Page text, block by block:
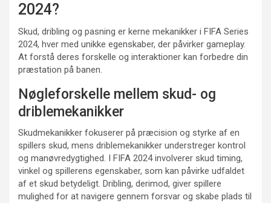
2024?
Skud, dribling og pasning er kerne mekanikker i FIFA Series
2024, hver med unikke egenskaber, der påvirker gameplay.
At forstå deres forskelle og interaktioner kan forbedre din
præstation på banen.
Nøgleforskelle mellem skud- og
driblemekanikker
Skudmekanikker fokuserer på præcision og styrke af en
spillers skud, mens driblemekanikker understreger kontrol
og manøvredygtighed. I FIFA 2024 involverer skud timing,
vinkel og spillerens egenskaber, som kan påvirke udfaldet
af et skud betydeligt. Dribling, derimod, giver spillere
mulighed for at navigere gennem forsvar og skabe plads til